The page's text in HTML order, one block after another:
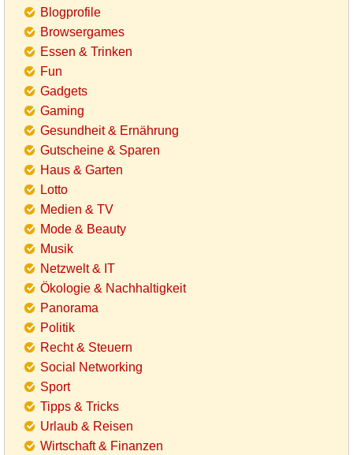
Blogprofile
Browsergames
Essen & Trinken
Fun
Gadgets
Gaming
Gesundheit & Ernährung
Gutscheine & Sparen
Haus & Garten
Lotto
Medien & TV
Mode & Beauty
Musik
Netzwelt & IT
Ökologie & Nachhaltigkeit
Panorama
Politik
Recht & Steuern
Social Networking
Sport
Tipps & Tricks
Urlaub & Reisen
Wirtschaft & Finanzen